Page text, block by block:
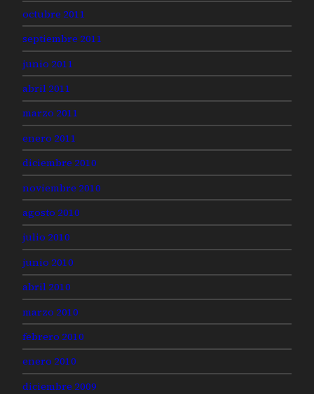
octubre 2011
septiembre 2011
junio 2011
abril 2011
marzo 2011
enero 2011
diciembre 2010
noviembre 2010
agosto 2010
julio 2010
junio 2010
abril 2010
marzo 2010
febrero 2010
enero 2010
diciembre 2009